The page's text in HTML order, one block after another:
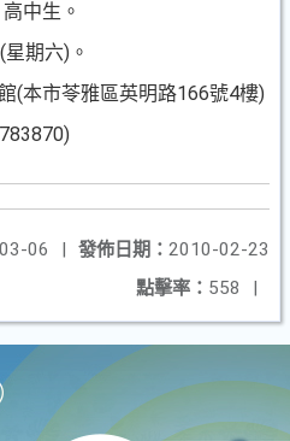
中生。
期六)。
(本市苓雅區英明路166號4樓)
發佈日期： 2010-02-23
06
|
點擊率： 558 |